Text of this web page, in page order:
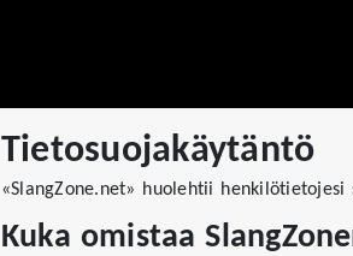
Tietosuojakäytäntö
«SlangZone.net» huolehtii
Kuka omistaa